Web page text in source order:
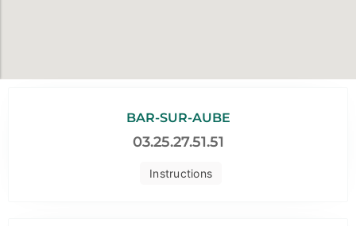
Instructions
BAR-SUR-AUBE
03.25.27.51.51